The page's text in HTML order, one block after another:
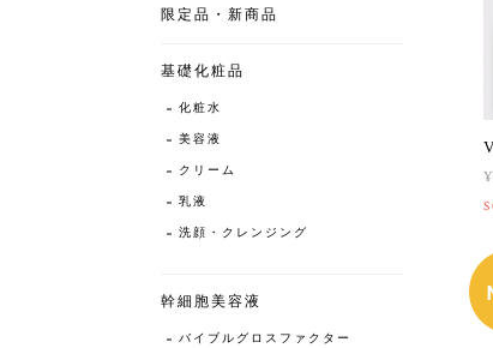
限定品・新商品
基礎化粧品
化粧水
美容液
クリーム
乳液
洗顔・クレンジング
幹細胞美容液
バイブルグロスファクター